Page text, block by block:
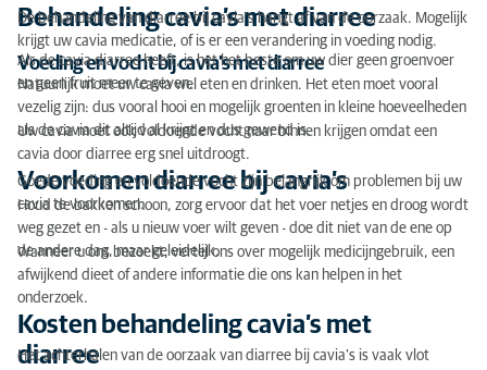
Behandeling cavia’s met diarree
De behandeling van diarree bij cavia’s hangt af van de oorzaak. Mogelijk
krijgt uw cavia medicatie, of is er een verandering in voeding nodig.
Voeding en vocht bij cavia’s met diarree
Als de cavia diarree heeft, is het het beste om uw dier geen groenvoer
en geen fruit meer te geven.
Natuurlijk moet uw cavia wel eten en drinken. Het eten moet vooral
vezelig zijn: dus vooral hooi en mogelijk groenten in kleine hoeveelheden
als de cavia dit altijd al krijgt en dus gewend is.
Uw cavia moet ook voldoende vocht naar binnen krijgen omdat een
cavia door diarree erg snel uitdroogt.
Voorkomen diarree bij cavia’s
Goede voeding en voldoende vocht zijn belangrijk om problemen bij uw
cavia te voorkomen.
Houd de bakken schoon, zorg ervoor dat het voer netjes en droog wordt
weg gezet en - als u nieuw voer wilt geven - doe dit niet van de ene op
de andere dag, maar geleidelijk.
Wanneer u ons bezoekt, vertel ons over mogelijk medicijngebruik, een
afwijkend dieet of andere informatie die ons kan helpen in het
onderzoek.
Kosten behandeling cavia’s met
diarree
Het achterhalen van de oorzaak van diarree bij cavia’s is vaak vlot